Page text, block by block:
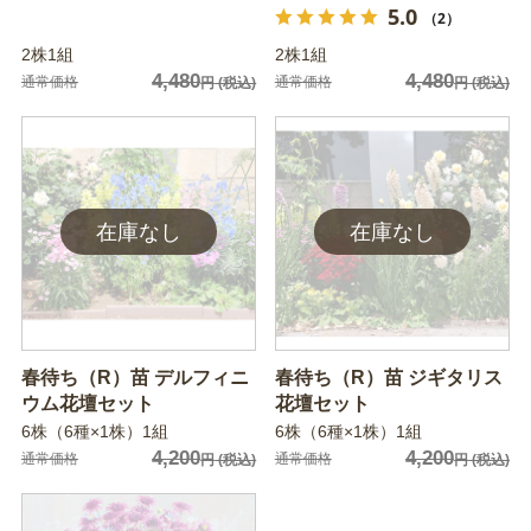
2株1組
通常価格 4,480円(税込)
5.0 （2）
2株1組
通常価格 4,480円(税込)
春待ち（R）苗 デルフィニ
ウム花壇セット
6株（6種×1株）1組
通常価格 4,200円(税込)
春待ち（R）苗 ジギタリス
花壇セット
6株（6種×1株）1組
通常価格 4,200円(税込)